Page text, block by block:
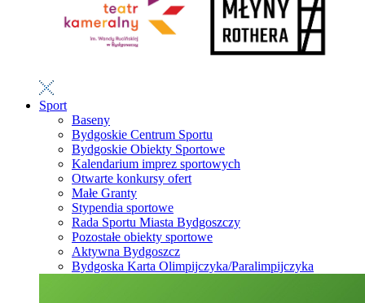
Sport
Baseny
Bydgoskie Centrum Sportu
Bydgoskie Obiekty Sportowe
Kalendarium imprez sportowych
Otwarte konkursy ofert
Małe Granty
Stypendia sportowe
Rada Sportu Miasta Bydgoszczy
Pozostałe obiekty sportowe
Aktywna Bydgoszcz
Bydgoska Karta Olimpijczyka/Paralimpijczyka